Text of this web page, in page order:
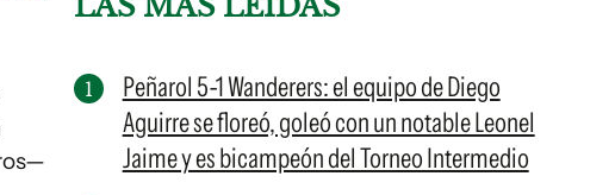
Peñarol 5-1 Wanderers: el equipo de Diego
Aguirre se floreó, goleó con un notable Leonel
Jaime y es bicampeón del Torneo Intermedio